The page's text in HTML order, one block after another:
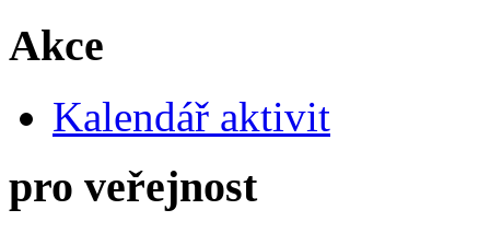
Akce
Kalendář aktivit
pro veřejnost